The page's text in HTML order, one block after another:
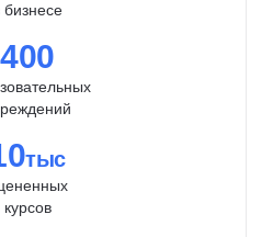
бизнесе
400
тыс
курсов